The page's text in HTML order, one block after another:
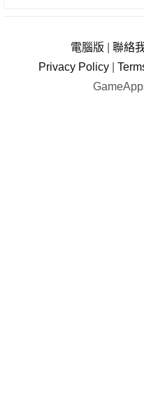
電腦版 聯絡
Privacy Policy